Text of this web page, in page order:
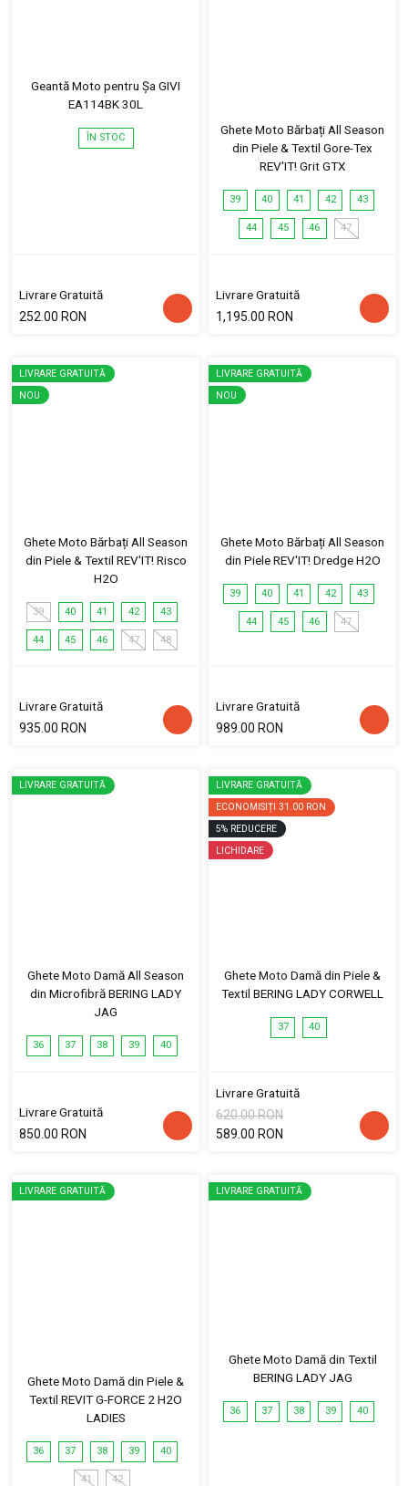
Geantă Moto pentru Șa GIVI
EA114BK 30L
ÎN STOC
Livrare Gratuită
252.00 RON
Ghete Moto Bărbați All Season
din Piele & Textil Gore-Tex
REV'IT! Grit GTX
39 40 41 42 43
44 45 46 47
Livrare Gratuită
1,195.00 RON
LIVRARE GRATUITĂ
NOU
Ghete Moto Bărbați All Season
din Piele & Textil REV'IT! Risco
H2O
39 40 41 42 43
44 45 46 47 48
Livrare Gratuită
935.00 RON
LIVRARE GRATUITĂ
NOU
Ghete Moto Bărbați All Season
din Piele REV'IT! Dredge H2O
39 40 41 42 43
44 45 46 47
Livrare Gratuită
989.00 RON
LIVRARE GRATUITĂ
Ghete Moto Damă All Season
din Microfibră BERING LADY
JAG
36 37 38 39 40
Livrare Gratuită
850.00 RON
LIVRARE GRATUITĂ
ECONOMISIȚI 31.00 RON
5% REDUCERE
LICHIDARE
Ghete Moto Damă din Piele &
Textil BERING LADY CORWELL
37 40
Livrare Gratuită
620.00 RON
589.00 RON
LIVRARE GRATUITĂ
Ghete Moto Damă din Piele &
Textil REVIT G-FORCE 2 H2O
LADIES
36 37 38 39 40
41 42
LIVRARE GRATUITĂ
Ghete Moto Damă din Textil
BERING LADY JAG
36 37 38 39 40